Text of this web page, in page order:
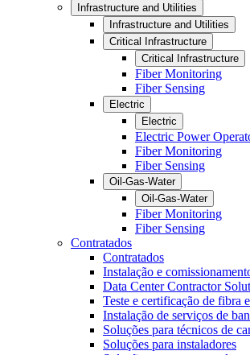
Infrastructure and Utilities
Infrastructure and Utilities
Critical Infrastructure
Critical Infrastructure
Fiber Monitoring
Fiber Sensing
Electric
Electric
Electric Power
Fiber Monitoring
Fiber Sensing
Oil-Gas-Water
Oil-Gas-Water
Fiber Monitoring
Fiber Sensing
Contratados
Contratados
Instalação e
Data Center Contractor
Teste e certificação de fibra
Instalação de serviços de
Soluções para técnicos de
Soluções para instaladores